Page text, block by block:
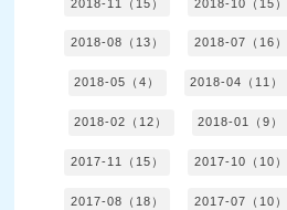
2018-11（15） 2018-10（15）
2018-08（13） 2018-07（16）
2018-05（4） 2018-04（11）
2018-02（12） 2018-01（9）
2017-11（15） 2017-10（10）
2017-08（18） 2017-07（10）